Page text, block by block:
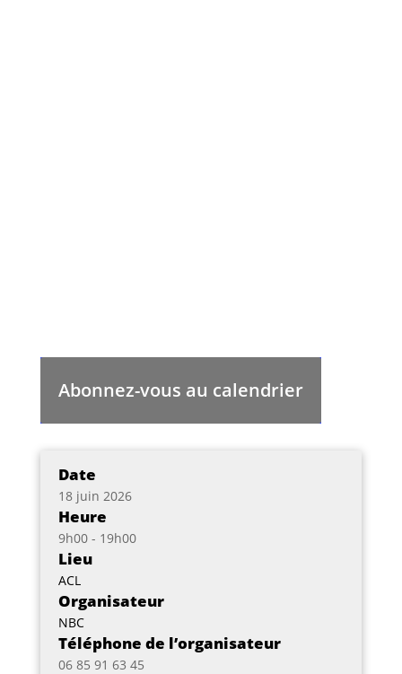
Abonnez-vous au calendrier
Date
18 juin 2026
Heure
9h00 - 19h00
Lieu
ACL
Organisateur
NBC
Téléphone de l’organisateur
06 85 91 63 45